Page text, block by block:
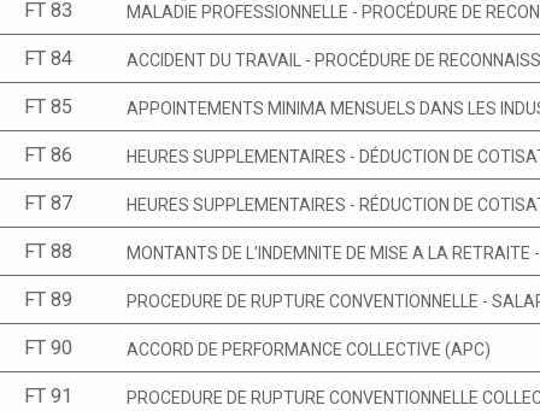
FT 83 MALADIE PROFESSIONNELLE - PROCÉDURE DE
FT 84 ACCIDENT DU TRAVAIL - PROCÉDURE DE
FT 85 APPOINTEMENTS MINIMA MENSUELS DANS LES
FT 86 HEURES SUPPLEMENTAIRES - DÉDUCTION DE
FT 87 HEURES SUPPLEMENTAIRES - RÉDUCTION DE
FT 88 MONTANTS DE L'INDEMNITE DE MISE A LA RETRAITE
FT 89 PROCEDURE DE RUPTURE CONVENTIONNELLE -
FT 90 ACCORD DE PERFORMANCE COLLECTIVE (APC)
FT 91 PROCEDURE DE RUPTURE CONVENTIONNELLE